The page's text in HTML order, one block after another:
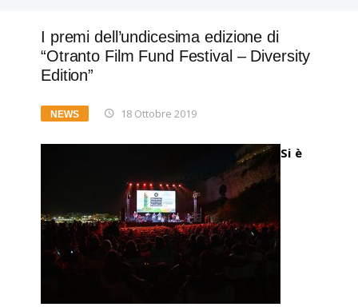
I premi dell’undicesima edizione di
“Otranto Film Fund Festival – Diversity
Edition”
NEWS 18 Ottobre 2019
Si è